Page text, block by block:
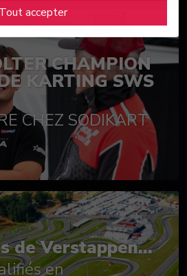
Tout accepter
CHAMPION
KARTING SWS
CHEZ SODIKART
de Verstappen...
en